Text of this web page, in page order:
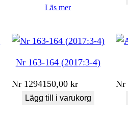
Läs mer
Nr 163-164 (2017:3-4)
Nr 1294150,00 kr
Lägg till i varukorg
Nr